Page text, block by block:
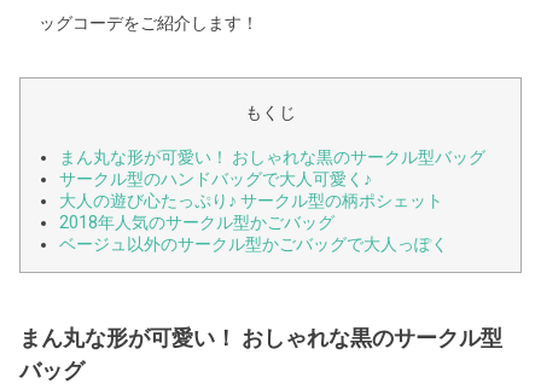
ッグコーデをご紹介します！
もくじ
まん丸な形が可愛い！ おしゃれな黒のサークル型バッグ
サークル型のハンドバッグで大人可愛く♪
大人の遊び心たっぷり♪ サークル型の柄ポシェット
2018年人気のサークル型かごバッグ
ベージュ以外のサークル型かごバッグで大人っぽく
まん丸な形が可愛い！ おしゃれな黒のサークル型
バッグ